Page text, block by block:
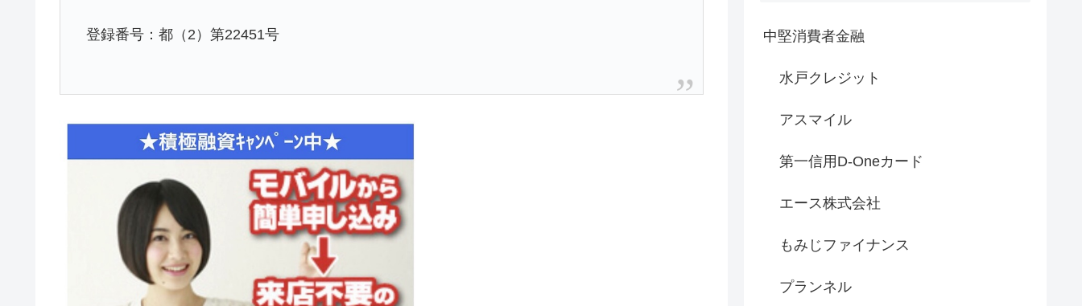
登録番号：都（2）第22451号 中堅消費者金融
水戸クレジット
アスマイル
第一信用D-Oneカード
エース株式会社
もみじファイナンス
プランネル